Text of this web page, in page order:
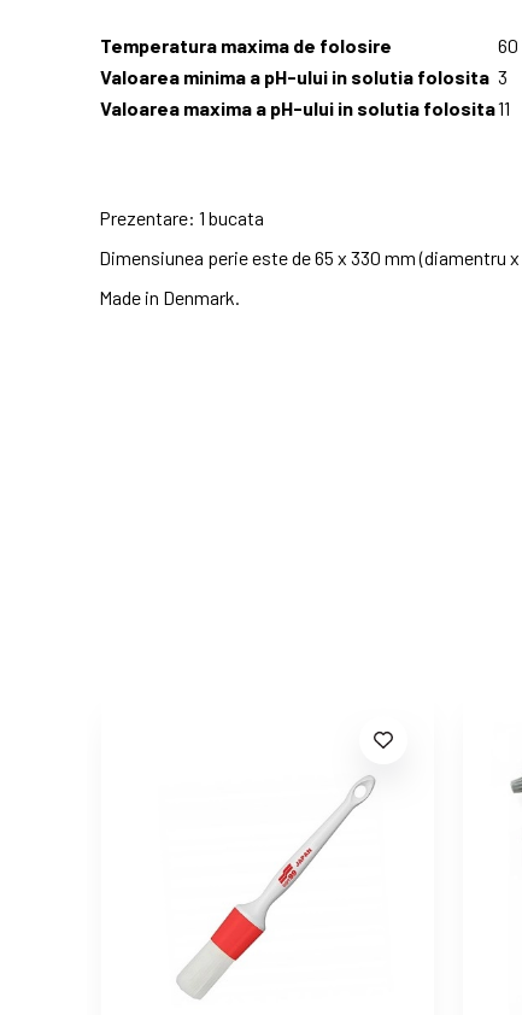
Temperatura maxima de folosire
60
Valoarea minima a pH-ului in solutia folosita 3
Valoarea maxima a pH-ului in solutia folosita11
Prezentare: 1 bucata
Dimensiunea perie este de 65 x 330 mm (diamentru x
Made in Denmark.